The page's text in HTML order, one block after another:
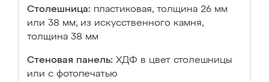
Столешница: пластиковая, толщина 26 мм
или 38 мм; из искусственного камня,
толщина 38 мм
Стеновая панель: ХДФ в цвет столешницы
или с фотопечатью